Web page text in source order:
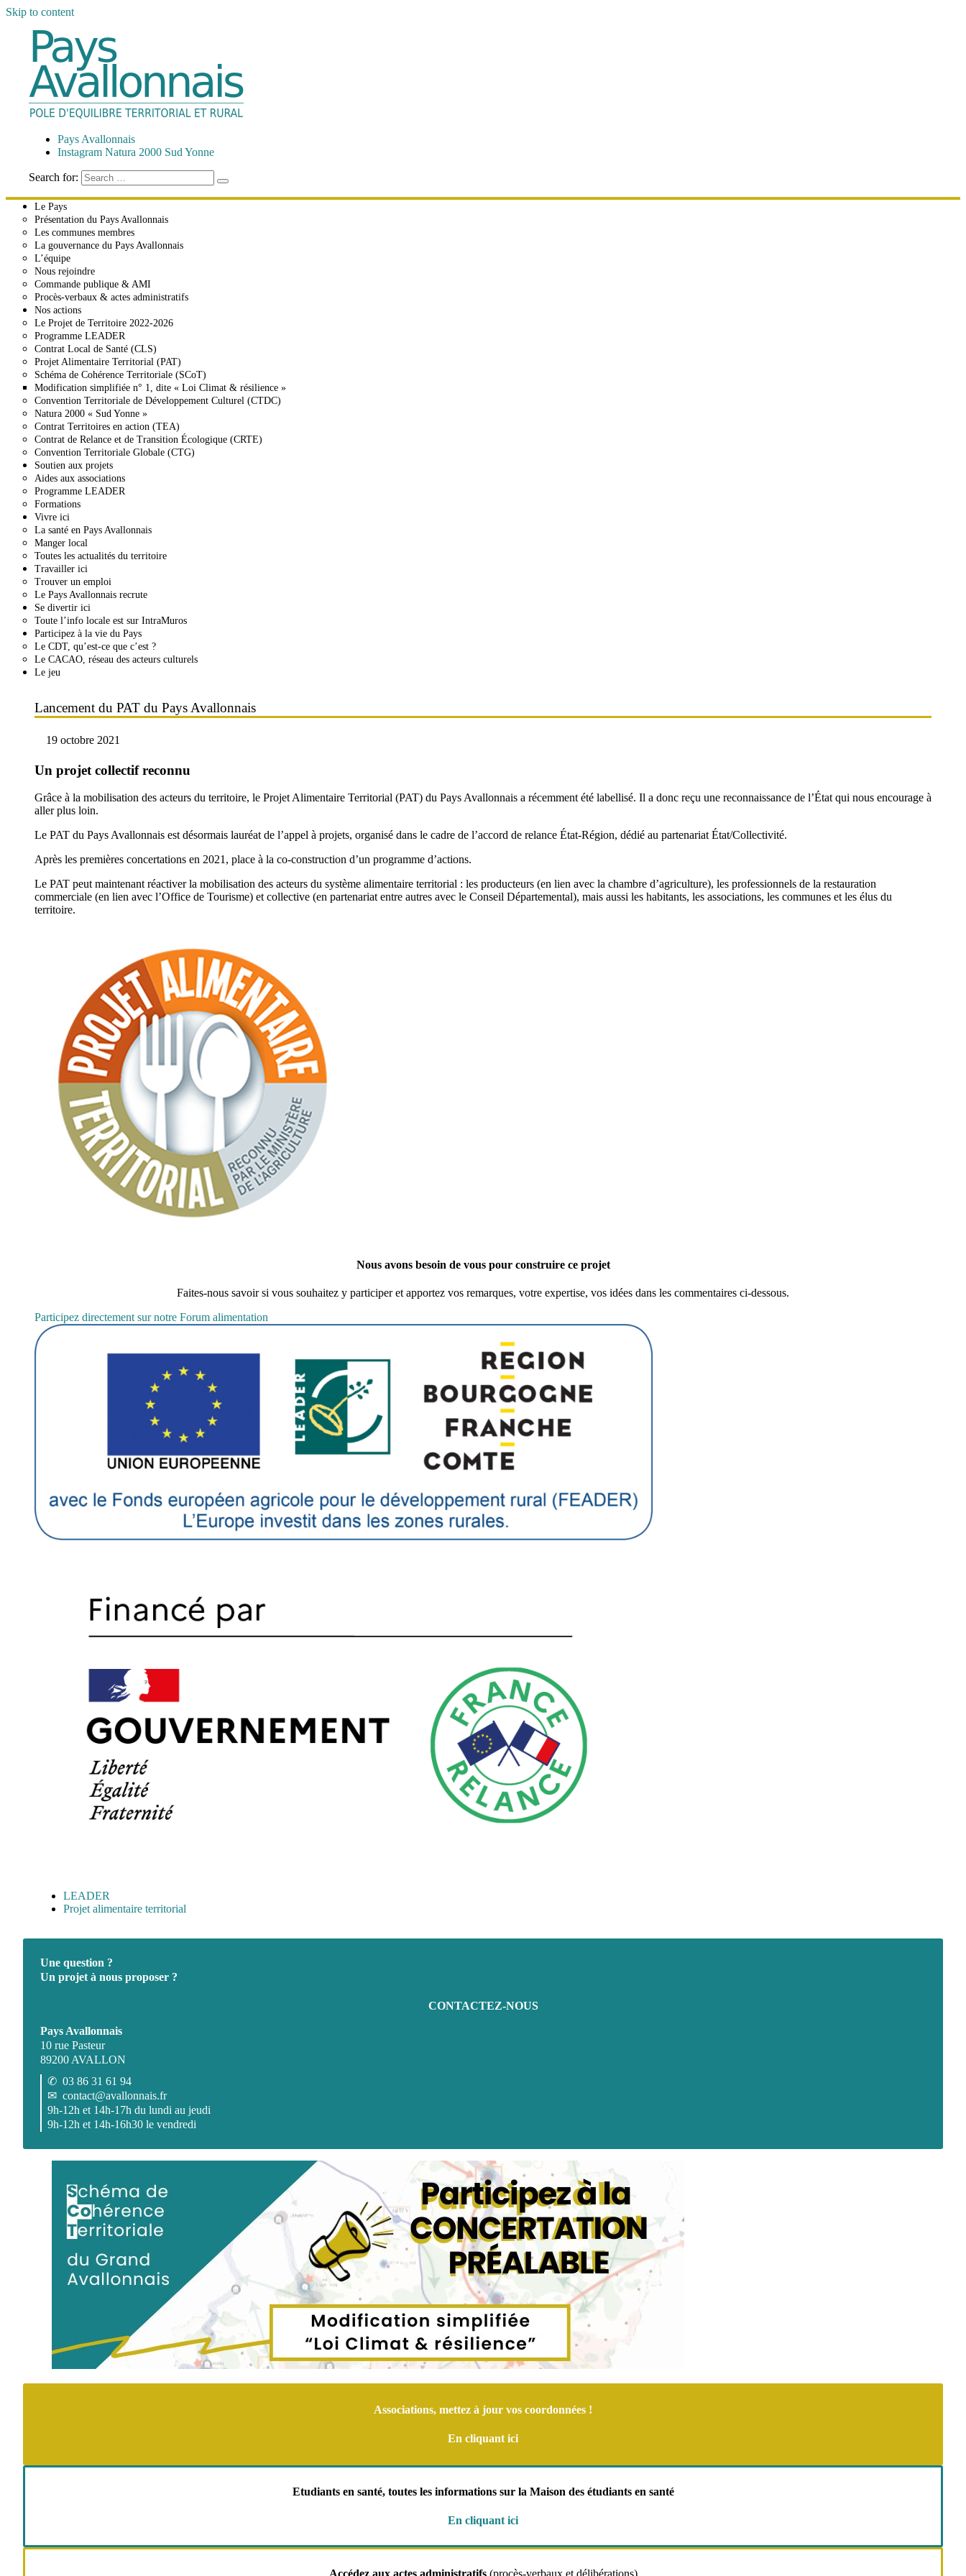
Skip to content
Pays Avallonnais
Pôle d'Équilibre Territorial et Rural
Pays Avallonnais
Instagram Natura 2000 Sud Yonne
Search for:
Le Pays
Présentation du Pays Avallonnais
Les communes membres
La gouvernance du Pays Avallonnais
L’équipe
Nous rejoindre
Commande publique & AMI
Procès-verbaux & actes administratifs
Nos actions
Le Projet de Territoire 2022-2026
Programme LEADER
Contrat Local de Santé (CLS)
Projet Alimentaire Territorial (PAT)
Schéma de Cohérence Territoriale (SCoT)
Modification simplifiée n° 1, dite « Loi Climat & résilience »
Convention Territoriale de Développement Culturel (CTDC)
Natura 2000 « Sud Yonne »
Contrat Territoires en action (TEA)
Contrat de Relance et de Transition Écologique (CRTE)
Convention Territoriale Globale (CTG)
Soutien aux projets
Aides aux associations
Programme LEADER
Formations
Vivre ici
La santé en Pays Avallonnais
Manger local
Toutes les actualités du territoire
Travailler ici
Trouver un emploi
Le Pays Avallonnais recrute
Se divertir ici
Toute l’info locale est sur IntraMuros
Participez à la vie du Pays
Le CDT, qu’est-ce que c’est ?
Le CACAO, réseau des acteurs culturels
Le jeu
Lancement du PAT du Pays Avallonnais
19 octobre 2021
Un projet collectif reconnu
Grâce à la mobilisation des acteurs du territoire, le Projet Alimentaire Territorial (PAT) du Pays Avallonnais a récemment été labellisé. Il a donc reçu une reconnaissance de l’État qui nous encourage à
aller plus loin.
Le PAT du Pays Avallonnais est désormais lauréat de l’appel à projets, organisé dans le cadre de l’accord de relance État-Région, dédié au partenariat État/Collectivité.
Après les premières concertations en 2021, place à la co-construction d’un programme d’actions.
Le PAT peut maintenant réactiver la mobilisation des acteurs du système alimentaire territorial : les producteurs (en lien avec la chambre d’agriculture), les professionnels de la restauration
commerciale (en lien avec l’Office de Tourisme) et collective (en partenariat entre autres avec le Conseil Départemental), mais aussi les habitants, les associations, les communes et les élus du
territoire.
Nous avons besoin de vous pour construire ce projet
Faites-nous savoir si vous souhaitez y participer et apportez vos remarques, votre expertise, vos idées dans les commentaires ci-dessous.
Participez directement sur notre Forum alimentation
LEADER
Projet alimentaire territorial
Une question ?
Un projet à nous proposer ?
CONTACTEZ-NOUS
Pays Avallonnais
10 rue Pasteur
89200 AVALLON
✆ 03 86 31 61 94
✉ contact@avallonnais.fr
9h-12h et 14h-17h du lundi au jeudi
9h-12h et 14h-16h30 le vendredi
Associations, mettez à jour vos coordonnées !
En cliquant ici
Etudiants en santé, toutes les informations sur la Maison des étudiants en santé
En cliquant ici
Accédez aux actes administratifs(procès-verbaux et délibérations)